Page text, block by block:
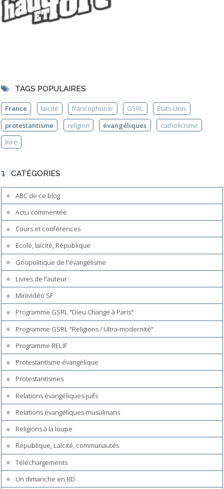
TAGS POPULAIRES
France laïcité francophonie GSRL
Etats-Unis
protestantisme
religion évangéliques
catholicisme
livre
CATÉGORIES
ABC de ce blog
Actu commentée
Cours et conférences
Ecole, laïcité, République
Géopolitique de l'évangélisme
Livres de l'auteur
Minividéo SF
Programme GSRL "Dieu Change à Paris"
Programme GSRL "Religions / Ultra-modernité"
Programme RELIF
Protestantisme évangélique
Protestantismes
Relations évangéliques-juifs
Relations évangéliques-musulmans
Religions à la loupe
République, Laïcité, communautés
Téléchargements
Un dimanche en BD